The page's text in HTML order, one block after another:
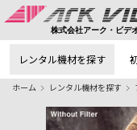
株式会社アーク・ビデ
レンタル機材を探す
ホーム レンタル機材を探す